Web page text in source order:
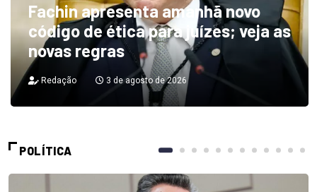
Fachin apresenta amanhã novo
código de ética para juízes; veja as
novas regras
Redação 3 de agosto de 2026
POLÍTICA